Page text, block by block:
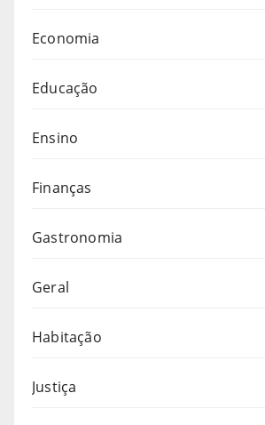
Economia
Educação
Ensino
Finanças
Gastronomia
Geral
Habitação
Justiça